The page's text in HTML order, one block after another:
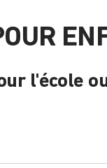
l'école